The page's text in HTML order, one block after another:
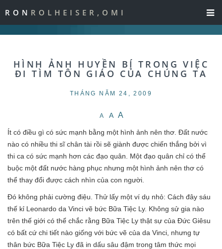
RON ROLHEISER,OMI
HÌNH ẢNH HUYỀN BÍ TRONG VIỆC
ĐI TÌM TÔN GIÁO CỦA CHÚNG TA
THÁNG NĂM 24, 2009
A A A
Ít có điều gì có sức mạnh bằng một hình ảnh nên thơ. Đất nước
nào có nhiều thi sĩ chân tài rồi sẽ giành được chiến thắng bởi vì
thi ca có sức mạnh hơn các đạo quân. Một đạo quân chỉ có thể
buộc một đất nước hàng phục nhưng một hình ảnh nên thơ có
thể thay đổi được cách nhìn của con người.
Đó không phải cường điệu. Thử lấy một ví dụ nhỏ: Cách đây sáu
thế kỉ Leonardo da Vinci vẽ bức Bữa Tiệc Ly. Không sử gia nào
trên thế giới có thể chắc rằng Bữa Tiệc Ly thật sự của Đức Giêsu
có bất cứ chi tiết nào giống với bức vẽ của da Vinci, nhưng tự
thân bức Bữa Tiệc Ly đã in dấu sâu đậm trong tâm thức mọi